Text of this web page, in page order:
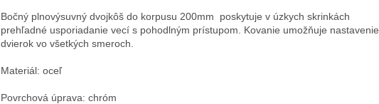
Bočný plnovýsuvný dvojkôš do korpusu 200mm poskytuje v úzkych skrinkách
prehľadné usporiadanie vecí s pohodlným prístupom. Kovanie umožňuje nastavenie
dvierok vo všetkých smeroch.
Materiál: oceľ
Povrchová úprava: chróm